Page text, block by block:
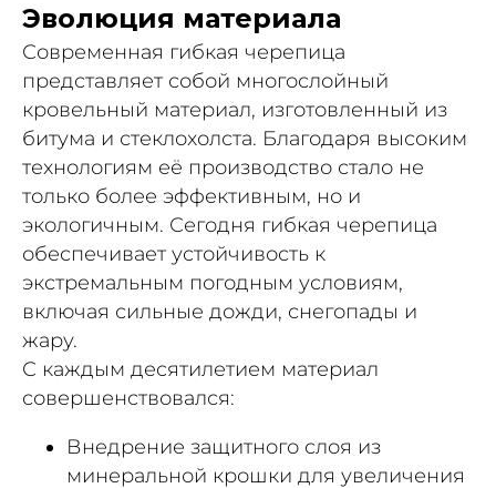
Эволюция материала
Современная гибкая черепица
представляет собой многослойный
кровельный материал, изготовленный из
битума и стеклохолста. Благодаря высоким
технологиям её производство стало не
только более эффективным, но и
экологичным. Сегодня гибкая черепица
обеспечивает устойчивость к
экстремальным погодным условиям,
включая сильные дожди, снегопады и
жару.
С каждым десятилетием материал
совершенствовался:
Внедрение защитного слоя из
минеральной крошки для увеличения